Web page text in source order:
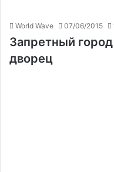
World Wave 07/06/2015
Запретный
дворец